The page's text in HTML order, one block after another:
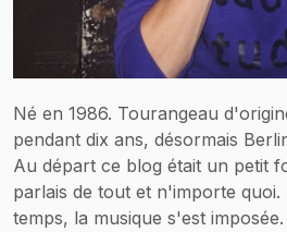
Né en 1986. Tourangeau
pendant dix ans, désormais
Au départ ce blog était un petit
parlais de tout et n'importe quoi.
temps, la musique s'est imposée.